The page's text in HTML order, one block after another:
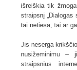
išreiškia tik
straipsnį
tai netiesa, tai ar
Jis neserga
nusižeminimu –
straipsnius